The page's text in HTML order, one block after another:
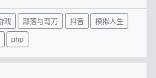
戏 部落与弯刀 抖音
模拟人生
php